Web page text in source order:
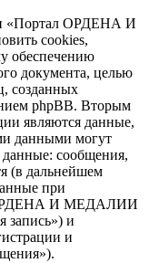
«Портал ОРДЕНА И
cookies,
обеспечению
документа, целью
созданных
phpBB. Вторым
являются данные,
данными могут
сообщения,
(в дальнейшем
при
ОРДЕНА И МЕДАЛИИ
и
и